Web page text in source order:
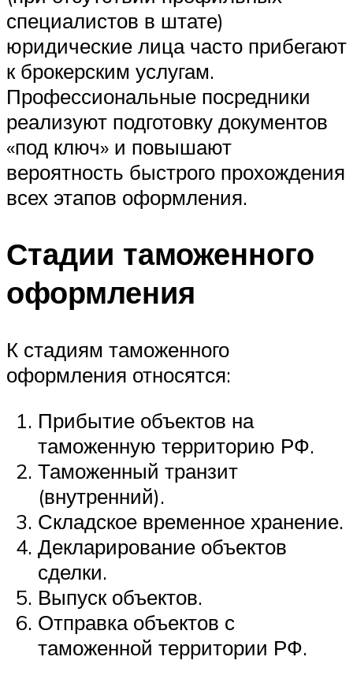
специалистов в штате)
юридические лица часто прибегают
к брокерским услугам.
Профессиональные посредники
реализуют подготовку документов
«под ключ» и повышают
вероятность быстрого прохождения
всех этапов оформления.
Стадии таможенного
оформления
К стадиям таможенного
оформления относятся:
Прибытие объектов на
таможенную территорию РФ.
Таможенный транзит
(внутренний).
Складское временное хранение.
Декларирование объектов
сделки.
Выпуск объектов.
Отправка объектов с
таможенной территории РФ.